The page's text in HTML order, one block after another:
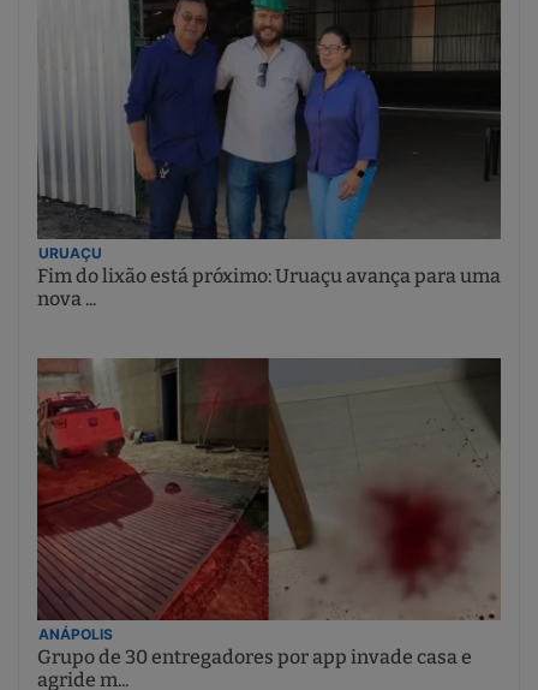
URUAÇU
Fim do lixão está próximo: Uruaçu avança para uma
nova ...
ANÁPOLIS
Grupo de 30 entregadores por app invade casa e
agride m...